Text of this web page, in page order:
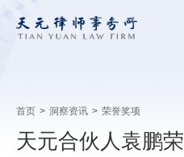
首页 > 洞察资讯 > 荣誉奖项
天元合伙人袁鹏